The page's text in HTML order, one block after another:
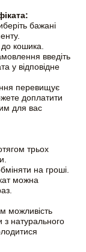
бажані
кошика.
введіть
у відповідне
перевищує
доплатити
для вас
трьох
на гроші.
можна
можливість
з натурального